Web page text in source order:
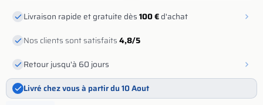
Livraison rapide et gratuite dès100 €d'achat
Nos clients sont satisfaits4,8/5
Retour jusqu'à 60 jours
Livré chez vous à partir du 10 Aout